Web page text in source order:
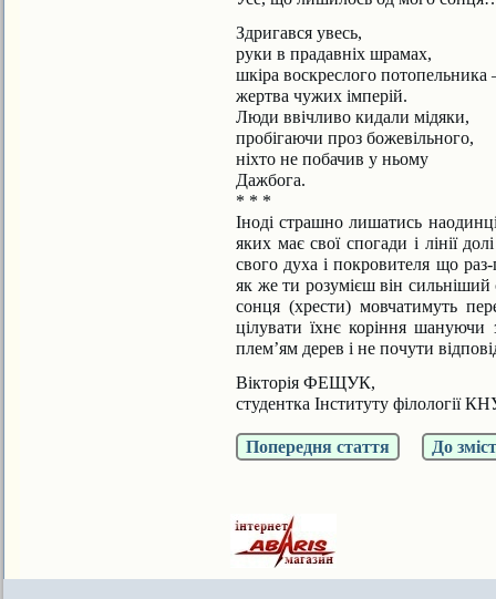
Здригався увесь,
руки в прадавніх шрамах,
шкіра воскреслого потопельника
жертва чужих імперій.
Люди ввічливо кидали мідяки,
пробігаючи проз божевільного,
ніхто не побачив у ньому
Дажбога.
* * *
Іноді страшно лишатись
яких має свої спогади і лінії
свого духа і покровителя що раз-
як же ти розумієш він сильніший
сонця (хрести) мовчатимуть
цілувати їхнє коріння шануючи
плем’ям дерев і не почути
Вікторія ФЕЩУК,
студентка Інституту філології
Попередня стаття До